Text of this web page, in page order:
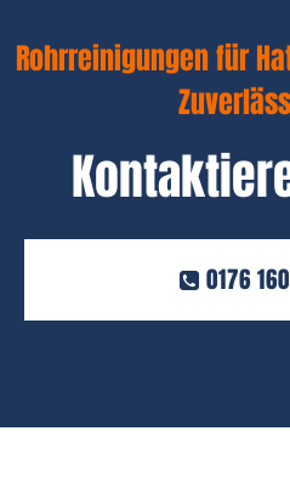
Rohrreinigungen für
0176